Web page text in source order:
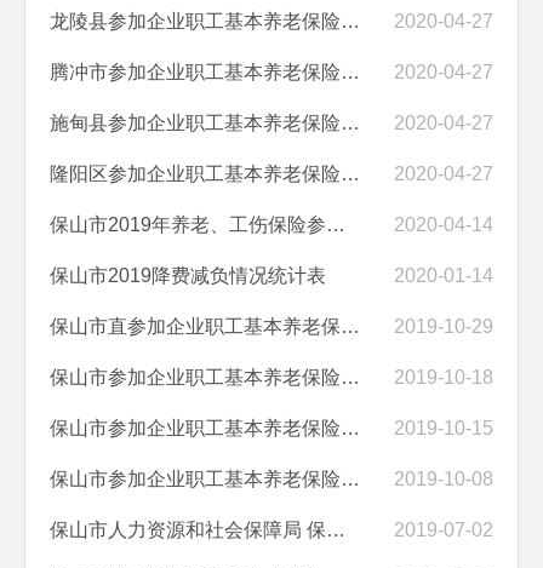
龙陵县参加企业职工基本养老保险人员申请提前退休公示表 2020-04-27
腾冲市参加企业职工基本养老保险人员申请提前退休公示表 2020-04-27
施甸县参加企业职工基本养老保险人员申请提前退休公示表 2020-04-27
隆阳区参加企业职工基本养老保险人员申请提前退休公示表 2020-04-27
保山市2019年养老、工伤保险参保及待遇支付情况 2020-04-14
保山市2019降费减负情况统计表 2020-01-14
保山市直参加企业职工基本养老保险人员申请提前退休公示 2019-10-29
保山市参加企业职工基本养老保险人员申请提前退休公示(隆阳区、腾冲市） 2019-10-18
保山市参加企业职工基本养老保险人员申请提前退休公示（龙陵县、施甸县） 2019-10-15
保山市参加企业职工基本养老保险人员申请提前退休公示（昌宁县） 2019-10-08
保山市人力资源和社会保障局 保山市财政局关于建立城乡居民基本养老保... 2019-07-02